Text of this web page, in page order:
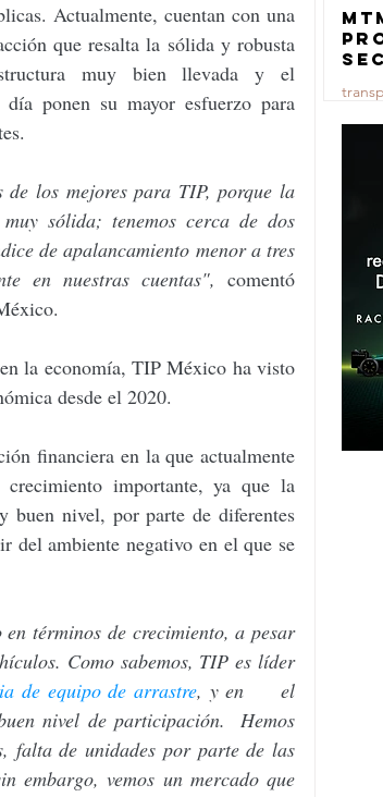
Actualmente, cuentan con una
que resalta la sólida y robusta
muy bien llevada y el
ponen su mayor esfuerzo para
los mejores para TIP, porque la
sólida; tenemos cerca de dos
de apalancamiento menor a tres
en nuestras cuentas", comentó
la economía, TIP México ha visto
desde el 2020.
financiera en la que actualmente
importante, ya que la
buen nivel, por parte de diferentes
del ambiente negativo en el que se
términos de crecimiento, a pesar
Como sabemos, TIP es líder
de equipo de arrastre
nivel de participación.  Hemos
falta de unidades por parte de las
embargo, vemos un mercado que
23 jul